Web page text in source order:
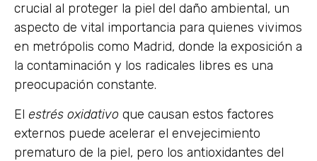
crucial al proteger la piel del daño ambiental, un
aspecto de vital importancia para quienes vivimos
en metrópolis como Madrid, donde la exposición a
la contaminación y los radicales libres es una
preocupación constante.
El estrés oxidativo que causan estos factores
externos puede acelerar el envejecimiento
prematuro de la piel, pero los antioxidantes del